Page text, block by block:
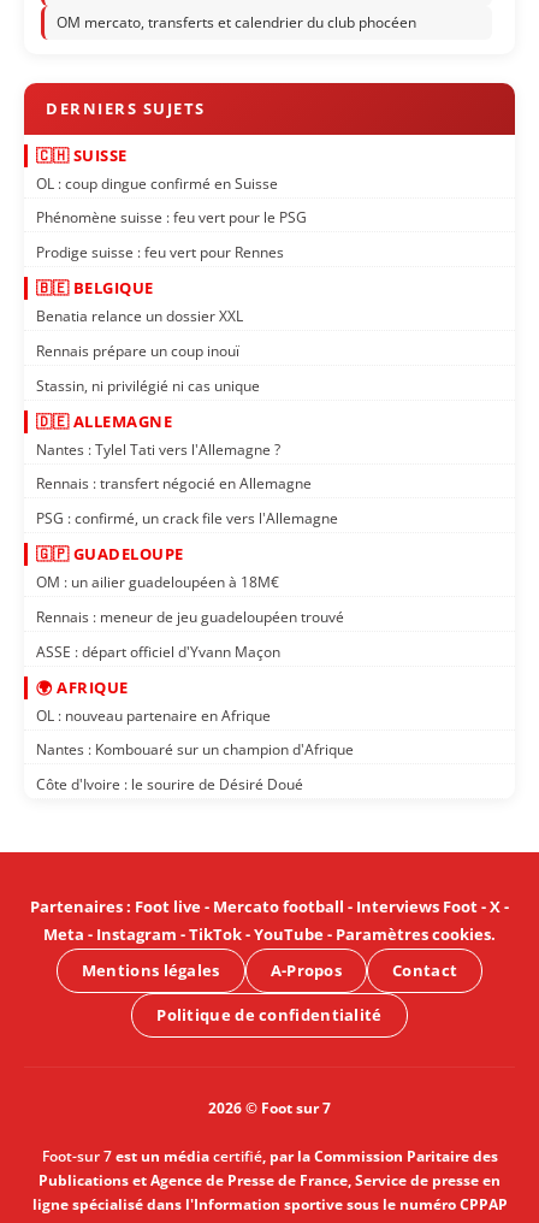
OM mercato, transferts et calendrier du club phocéen
🇨🇭 SUISSE
OL : coup dingue confirmé en Suisse
Phénomène suisse : feu vert pour le PSG
Prodige suisse : feu vert pour Rennes
🇧🇪 BELGIQUE
Benatia relance un dossier XXL
Rennais prépare un coup inouï
Stassin, ni privilégié ni cas unique
🇩🇪 ALLEMAGNE
Nantes : Tylel Tati vers l'Allemagne ?
Rennais : transfert négocié en Allemagne
PSG : confirmé, un crack file vers l'Allemagne
🇬🇵 GUADELOUPE
OM : un ailier guadeloupéen à 18M€
Rennais : meneur de jeu guadeloupéen trouvé
ASSE : départ officiel d'Yvann Maçon
🌍 AFRIQUE
OL : nouveau partenaire en Afrique
Nantes : Kombouaré sur un champion d'Afrique
Côte d'Ivoire : le sourire de Désiré Doué
Partenaires: Foot live- Mercato football - Interviews Foot-X-
Meta - Instagram -TikTok-YouTube- Paramètres cookies.
Mentions légales
A-Propos Contact
Politique de confidentialité
2026 © Foot sur 7
Foot-sur 7est un médiacertifié, par la Commission Paritaire des
Publications et Agence de Presse de France, Service de presse en
ligne spécialisé dans l'Information sportive sous le numéro CPPAP